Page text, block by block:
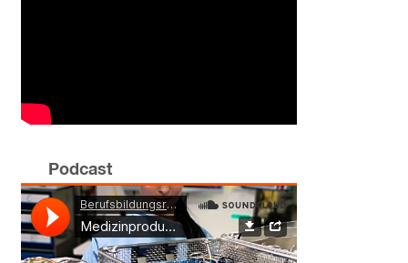
Podcast